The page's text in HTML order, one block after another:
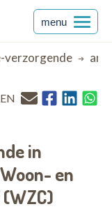
menu
verzorgende
in
Woon- en